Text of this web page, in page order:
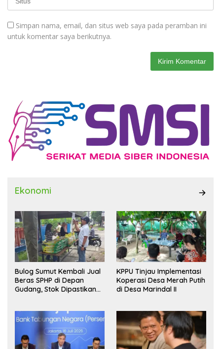
Simpan nama, email, dan situs web saya pada peramban ini
untuk komentar saya berikutnya.
Ekonomi
Bulog Sumut Kembali Jual
Beras SPHP di Depan
Gudang, Stok Dipastikan
KPPU Tinjau Implementasi
Koperasi Desa Merah Putih
di Desa Marindal II